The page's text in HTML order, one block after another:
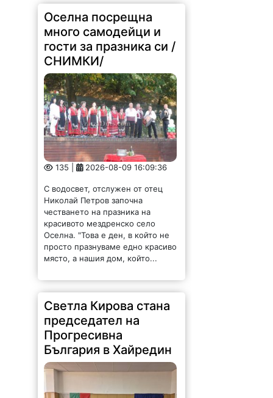
Оселна посрещна
много самодейци и
гости за празника си /
СНИМКИ/
135 | 2026-08-09 16:09:36
Николай Петров започна
честването на празника на
красивото мездренско село
Оселна. "Това е ден, в който не
просто празнуваме едно красиво
място, а нашия дом, който...
Светла Кирова стана
председател на
Прогресивна
България в Хайредин